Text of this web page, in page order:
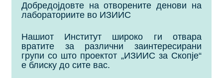
Добредојдовте на отворените денови на
лабораториите во ИЗИИС
Нашиот Институт широко ги отвара
вратите за различни заинтересирани
групи со што проектот „ИЗИИС за Скопје“
е блиску до сите вас.